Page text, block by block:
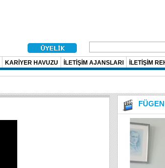
KARİYER HAVUZU İLETİŞİM AJANSLARI İLETİŞİM